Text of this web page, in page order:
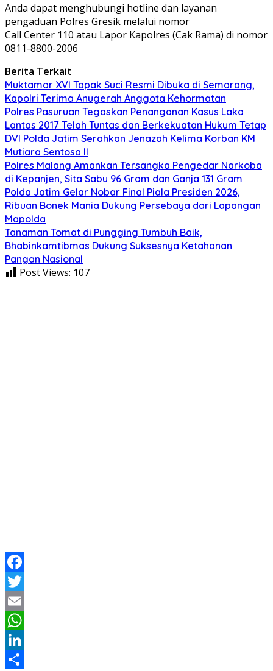
Anda dapat menghubungi hotline dan layanan
pengaduan Polres Gresik melalui nomor
Call Center 110 atau Lapor Kapolres (Cak Rama) di nomor
0811-8800-2006
Berita Terkait
Muktamar XVI Tapak Suci Resmi Dibuka di Semarang,
Kapolri Terima Anugerah Anggota Kehormatan
Polres Pasuruan Tegaskan Penanganan Kasus Laka
Lantas 2017 Telah Tuntas dan Berkekuatan Hukum Tetap
DVI Polda Jatim Serahkan Jenazah Kelima Korban KM
Mutiara Sentosa II
Polres Malang Amankan Tersangka Pengedar Narkoba
di Kepanjen, Sita Sabu 96 Gram dan Ganja 131 Gram
Polda Jatim Gelar Nobar Final Piala Presiden 2026,
Ribuan Bonek Mania Dukung Persebaya dari Lapangan
Mapolda
Tanaman Tomat di Pungging Tumbuh Baik,
Bhabinkamtibmas Dukung Suksesnya Ketahanan
Pangan Nasional
Post Views: 107
Facebook
Twitter
Email
WhatsApp
LinkedIn